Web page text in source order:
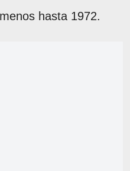
hasta 1972.